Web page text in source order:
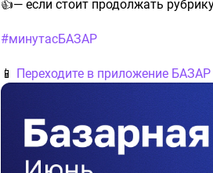
👍— если стоит продолжать
#минутасБАЗАР
📱 Переходите в приложение БАЗАР